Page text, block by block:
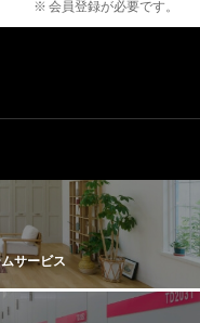
会員登録が必要です。
サービス